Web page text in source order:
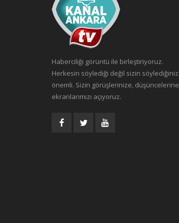
Haberciliği görüntü ile birleştiriyoruz.
Herkesin söylediği değil sizin söylediğiniz
önemli. Sizin görüşlerinize, düşüncelerine
ekranlarımızı açıyoruz.